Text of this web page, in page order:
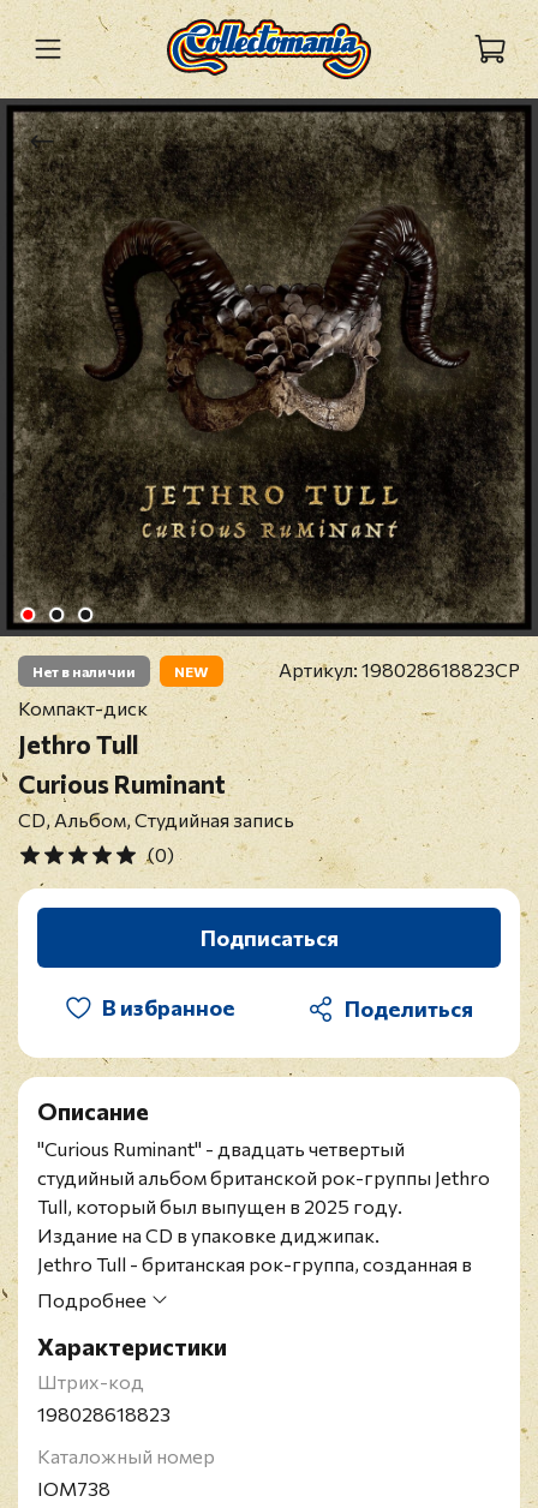
Нет в наличии NEW Артикул: 198028618823CP
Компакт-диск
Jethro Tull
Curious Ruminant
CD, Альбом, Студийная запись
(0)
Подписаться
В избранное
Описание
"Curious Ruminant" - двадцать четвертый
студийный альбом британской рок-группы Jethro
Tull, который был выпущен в 2025 году.
Издание на CD в упаковке диджипак.
Jethro Tull - британская рок-группа, созданная в
1967 году в городе Блэкпул. Группа названа в
Джетро Талла, который прославился
изобретением усовершенствованной модели
плуга-сеялки. Jethro Tull начинали с исполнения
влияние фолка, джаза и классической музыки.
Подробнее
Характеристики
Штрих-код
198028618823
Каталожный номер
IOM738